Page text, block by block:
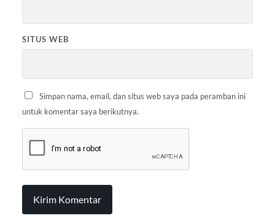
SITUS WEB
Simpan nama, email, dan situs web saya pada peramban ini
untuk komentar saya berikutnya.